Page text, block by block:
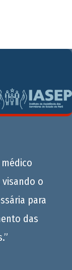
o
para
das